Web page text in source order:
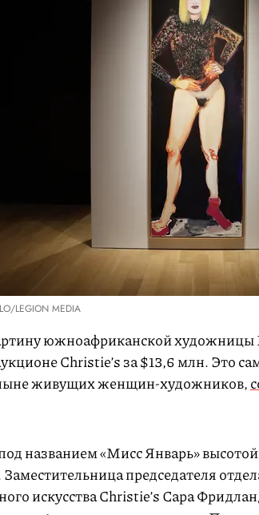
LEGION MEDIA
южноафриканской
Christie’s за $13,6 млн. Это
живущих женщин-художников,
названием «Мисс Январь»
Заместительница председателя
искусства Christie’s Сара